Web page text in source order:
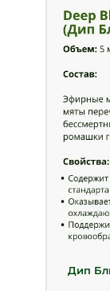
Дип